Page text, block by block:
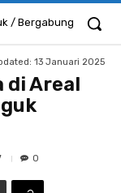
/ Bergabung
13 Januari 2025
di Areal
0